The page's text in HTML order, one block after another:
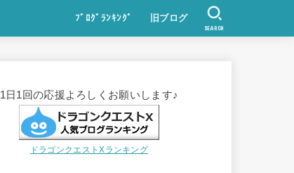
ﾌﾞﾛｸﾞﾗﾝｷﾝｸﾞ 旧ブログ
SEARCH
1日1回の応援よろしくお願いします♪
ドラゴンクエストXランキング